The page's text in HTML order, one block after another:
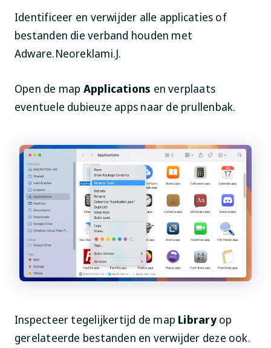
Identificeer en verwijder alle applicaties of
bestanden die verband houden met
Adware.Neoreklami.J.
Open de map Applications en verplaats
eventuele dubieuze apps naar de prullenbak.
Inspecteer tegelijkertijd de map Libraryop
gerelateerde bestanden en verwijder deze ook.